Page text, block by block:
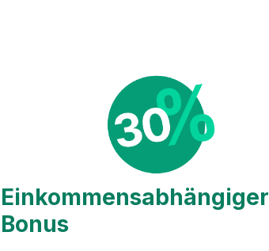
Einkommensabhängiger
Bonus